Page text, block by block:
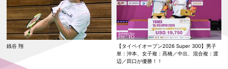
銭谷 翔
【タイペイオープン2026 Super 300】男子
単：沖本、女子複：髙橋／中出、混合複：渡
辺／田口が優勝！！